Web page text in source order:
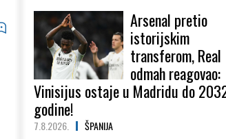
Arsenal pretio
istorijskim
transferom, Real
odmah reagovao:
Vinisijus ostaje u Madridu do
godine!
7.8.2026. ŠPANIJA